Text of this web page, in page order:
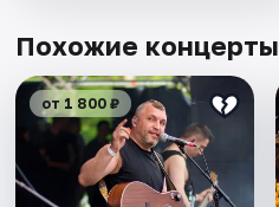
Похожие концерты
от 1 800 ₽